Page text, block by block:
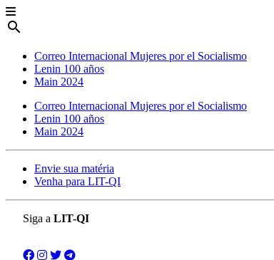
search
Correo Internacional Mujeres por el Socialismo
Lenin 100 años
Main 2024
Correo Internacional Mujeres por el Socialismo
Lenin 100 años
Main 2024
Envie sua matéria
Venha para LIT-QI
Siga a LIT-QI